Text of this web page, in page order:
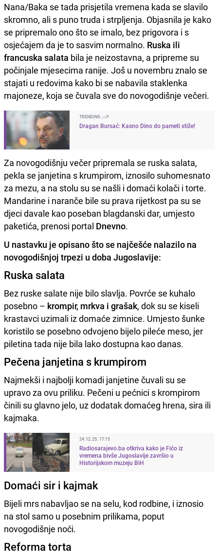
Nana/Baka se tada prisjetila vremena kada se slavilo
skromno, ali s puno truda i strpljenja. Objasnila je kako
se pripremalo ono što se imalo, bez prigovora i s
osjećajem da je to sasvim normalno. Ruska ili
francuska salata bila je neizostavna, a pripreme su
počinjale mjesecima ranije. Još u novembru znalo se
stajati u redovima kako bi se nabavila staklenka
majoneze, koja se čuvala sve do novogodišnje večeri.
TRENDING
Dragan Bursać: Kasno Dino do pameti stiže!
Za novogodišnju večer pripremala se ruska salata,
pekla se janjetina s krumpirom, iznosilo suhomesnato
za mezu, a na stolu su se našli i domaći kolači i torte.
Mandarine i naranče bile su prava rijetkost pa su se
djeci davale kao poseban blagdanski dar, umjesto
paketića, prenosi portal Dnevno.
U nastavku je opisano što se najčešće nalazilo na
novogodišnjoj trpezi u doba Jugoslavije:
Ruska salata
Bez ruske salate nije bilo slavlja. Povrće se kuhalo
posebno – krompir, mrkva i grašak, dok su se kiseli
krastavci uzimali iz domaće zimnice. Umjesto šunke
koristilo se posebno odvojeno bijelo pileće meso, jer
piletina tada nije bila lako dostupna kao danas.
Pečena janjetina s krumpirom
Najmekši i najbolji komadi janjetine čuvali su se
upravo za ovu priliku. Pečeni u pećnici s krompirom
činili su glavno jelo, uz dodatak domaćeg hrena, sira ili
kajmaka.
24.12.25. 17:15
Radiosarajevo.ba otkriva kako je Fićo iz
vremena bivše Jugoslavije završio u
Historijskom muzeju BiH
Domaći sir i kajmak
Bijeli mrs nabavljao se na selu, kod rodbine, i iznosio
na stol samo u posebnim prilikama, poput
novogodišnje noći.
Reforma torta